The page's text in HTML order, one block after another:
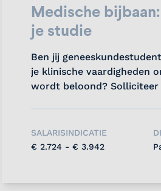
Medische
je studie
Ben jij
je klinische vaardigheden
wordt beloond? Solliciteer
SALARISINDICATIE
€ 2.724 - € 3.942